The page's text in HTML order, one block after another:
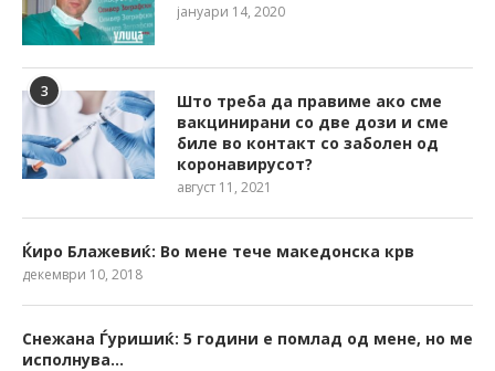
јануари 14, 2020
3
Што треба да правиме ако сме
вакцинирани со две дози и сме
биле во контакт со заболен од
коронавирусот?
август 11, 2021
Ќиро Блажевиќ: Во мене тече македонска крв
декември 10, 2018
Снежана Ѓуришиќ: 5 години е помлад од мене, но ме
исполнува…